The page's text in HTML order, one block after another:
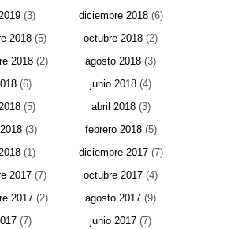
(3) diciembre 2018(6)
2018(5) octubre 2018 (2)
2018(2) agosto 2018 (3)
(6) junio 2018 (4)
(5) abril 2018(3)
(3) febrero 2018(5)
(1) diciembre 2017(7)
2017(7) octubre 2017 (4)
2017(2) agosto 2017 (9)
(7) junio 2017 (7)